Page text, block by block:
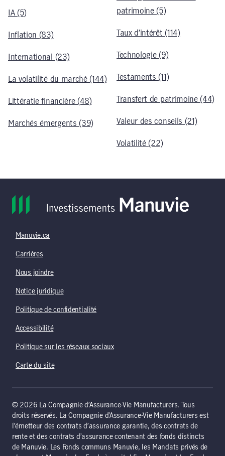
IA (5)
Inflation (83)
International (23)
La volatilité du marché (144)
Littératie financière (48)
Marchés émergents (39)
patrimoine (5)
Taux d’intérêt (114)
Technologie (9)
Testaments (11)
Transfert de patrimoine (44)
Valeur des conseils (21)
Volatilité (22)
Manuvie.ca
Carrières
Nous joindre
Notice juridique
Politique de confidentialité
Accessibilité
Politique sur les réseaux sociaux
Carte du site
© 2026 La Compagnie d’Assurance-Vie Manufacturers. Tous
droits réservés. La Compagnie d’Assurance-Vie Manufacturers est
l’émetteur des contrats d’assurance garantie, des contrats de
rente et des contrats d’assurance contenant des fonds distincts
de Manuvie. Les Fonds communs Manuvie, les Mandats privés de